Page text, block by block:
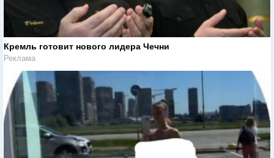
Кремль готовит нового лидера Чечни
Реклама